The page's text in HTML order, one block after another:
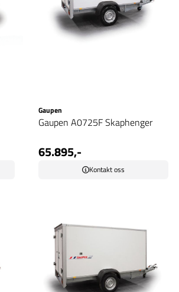
Gaupen
Gaupen A0725F Skaphenger
65.895,-
Kontakt oss